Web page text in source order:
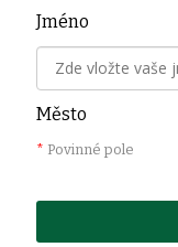
Jméno
Město
* Povinné pole